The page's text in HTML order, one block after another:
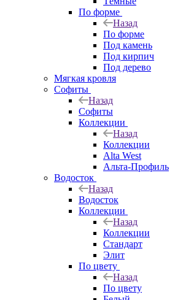
По форме
Назад
По форме
Под камень
Под кирпич
Под дерево
Мягкая кровля
Софиты
Назад
Софиты
Коллекции
Назад
Коллекции
Alta West
Альта-Профиль
Водосток
Назад
Водосток
Коллекции
Назад
Коллекции
Стандарт
Элит
По цвету
Назад
По цвету